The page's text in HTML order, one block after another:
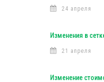
24 апреля
Изменения в
21 апреля
Изменение